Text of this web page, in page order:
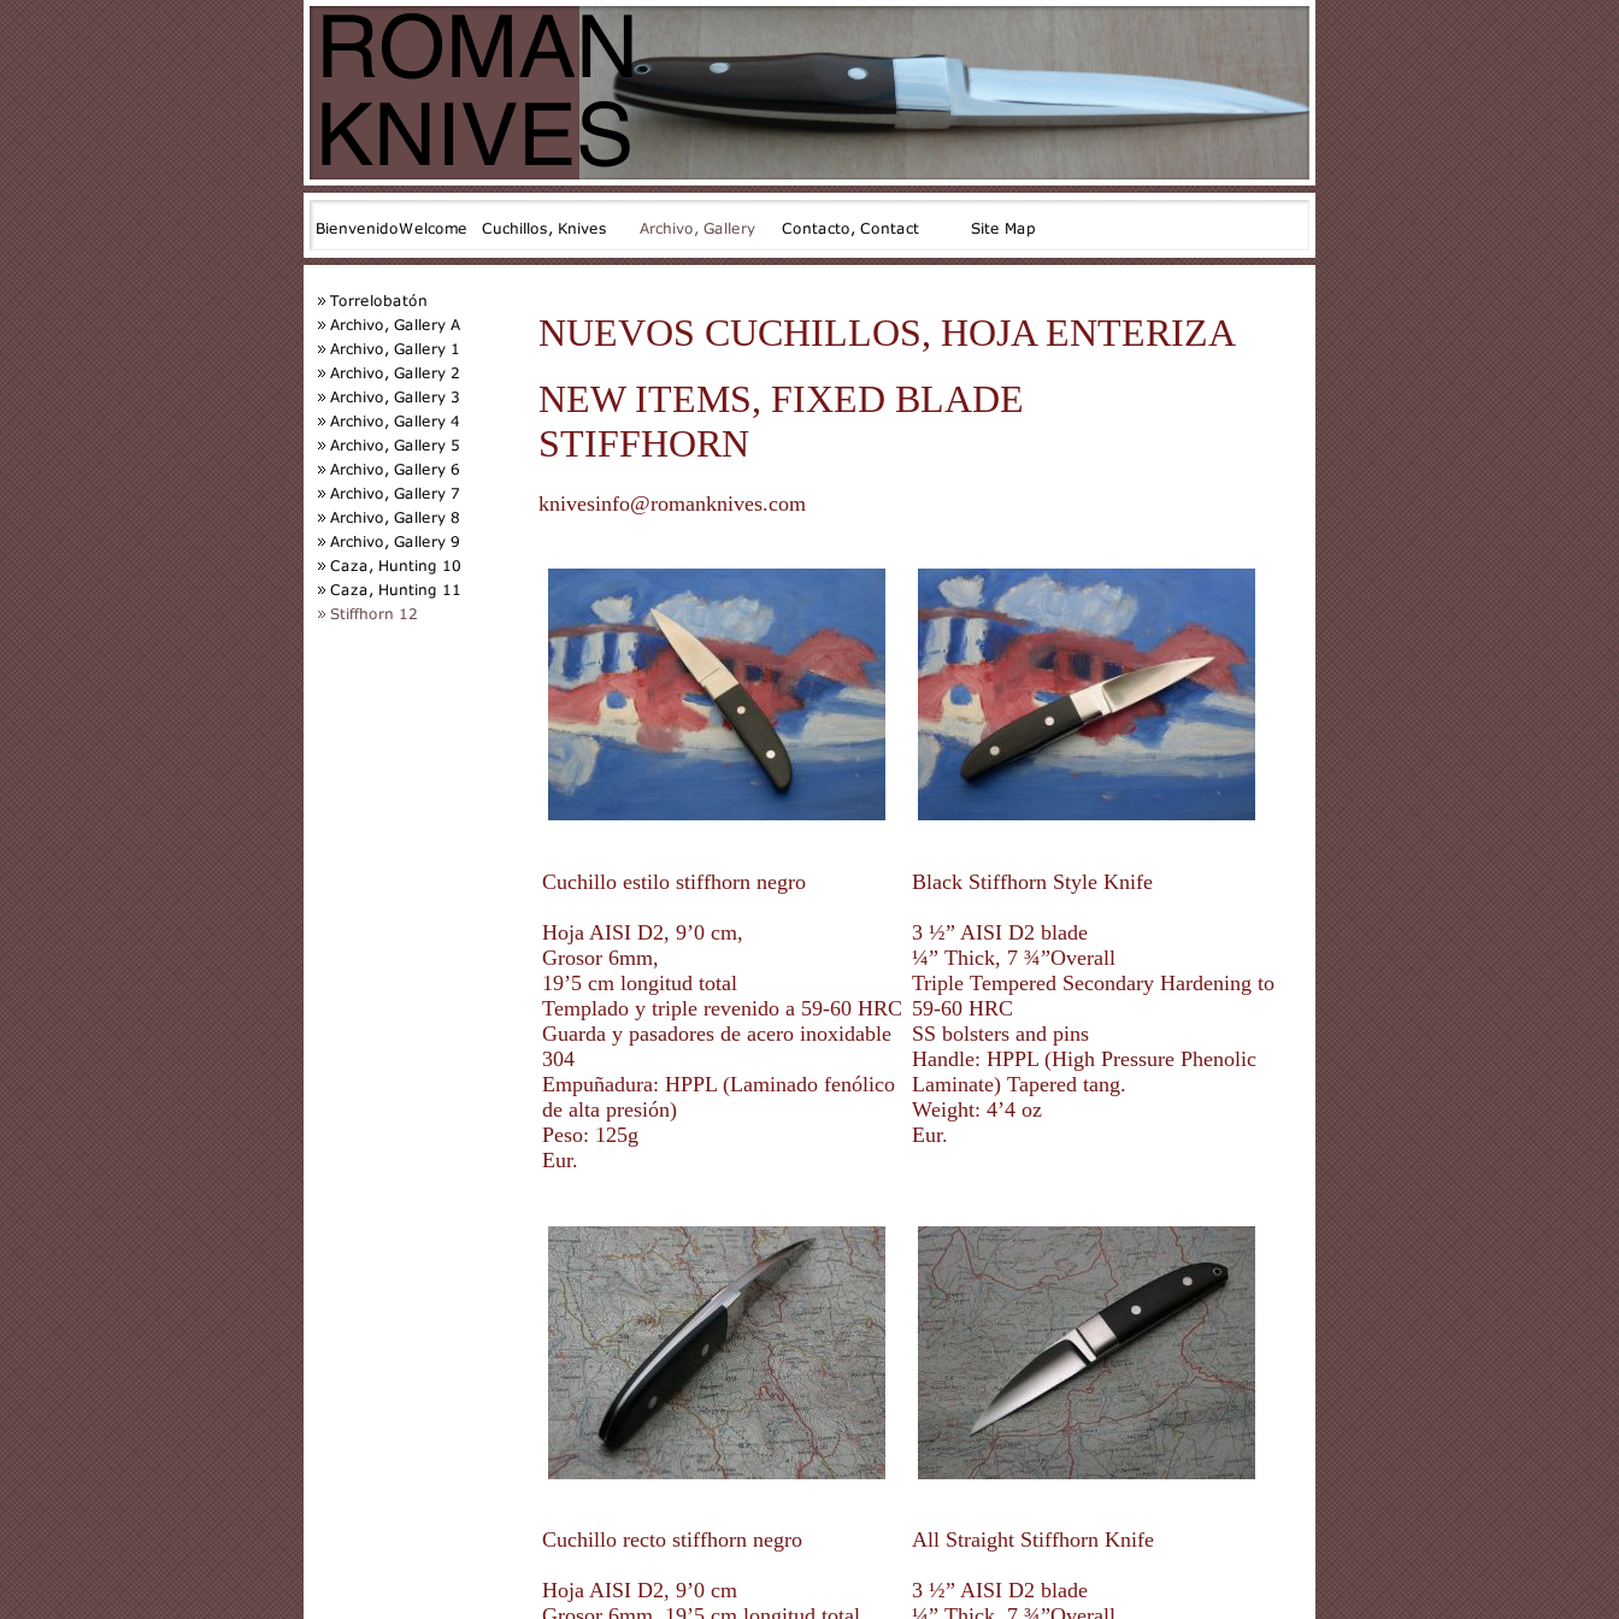
NUEVOS CUCHILLOS, HOJA ENTERIZA
NEW ITEMS, FIXED BLADE
STIFFHORN
knivesinfo@romanknives.com
Cuchillo estilo stiffhorn negro
Hoja AISI D2, 9’0 cm,
Grosor 6mm,
19’5 cm longitud total
Templado y triple revenido a 59-60 HRC
Guarda y pasadores de acero inoxidable
304
Empuñadura: HPPL (Laminado fenólico
de alta presión)
Peso: 125g
Eur.
Black Stiffhorn Style Knife
3 ½” AISI D2 blade
¼” Thick, 7 ¾”Overall
Triple Tempered Secondary Hardening to
59-60 HRC
SS bolsters and pins
Handle: HPPL (High Pressure Phenolic
Laminate) Tapered tang.
Weight: 4’4 oz
Eur.
Cuchillo recto stiffhorn negro
Hoja AISI D2, 9’0 cm
All Straight Stiffhorn Knife
3 ½” AISI D2 blade